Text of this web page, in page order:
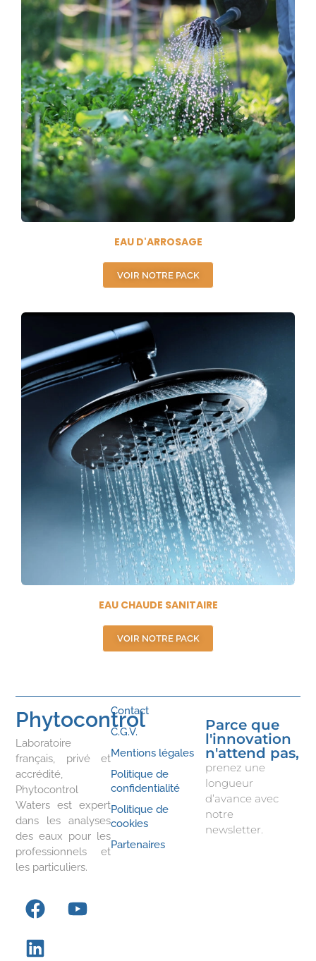
EAU D'ARROSAGE
VOIR NOTRE PACK
EAU CHAUDE SANITAIRE
VOIR NOTRE PACK
Phytocontrol
Laboratoire
français, privé et
accrédité,
Phytocontrol
Waters est expert
dans les analyses
des eaux pour les
professionnels et
les particuliers.
Contact
C.G.V.
Mentions légales
Politique de
confidentialité
Politique de
cookies
Partenaires
Parce que
l'innovation
n'attend pas,
prenez une
longueur
d’avance avec
notre
newsletter.